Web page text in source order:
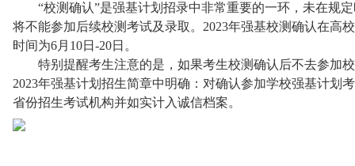
“校测确认”是强基计划招录中非常重要的一环，未在规定
将不能参加后续校测考试及录取。2023年强基校测确认在高
时间为6月10日-20日。
特别提醒考生注意的是，如果考生校测确认后不去参加
2023年强基计划招生简章中明确：对确认参加学校强基计划
省份招生考试机构并如实计入诚信档案。